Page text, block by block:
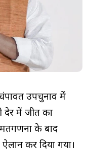
उपचुनाव में
देर में जीत का
के बाद
कर दिया गया।